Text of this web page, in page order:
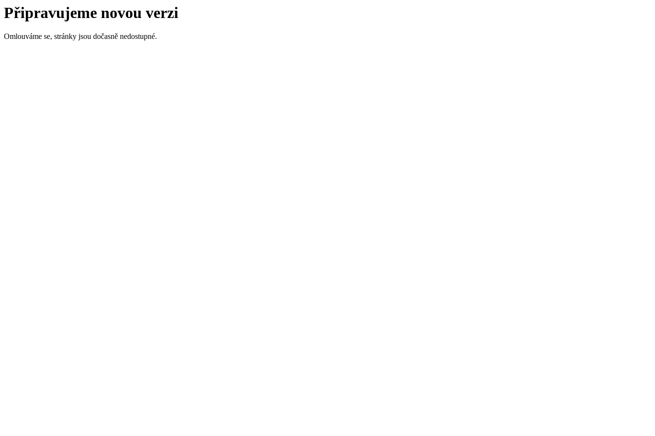
Připravujeme novou verzi
Omlouváme se, stránky jsou dočasně nedostupné.